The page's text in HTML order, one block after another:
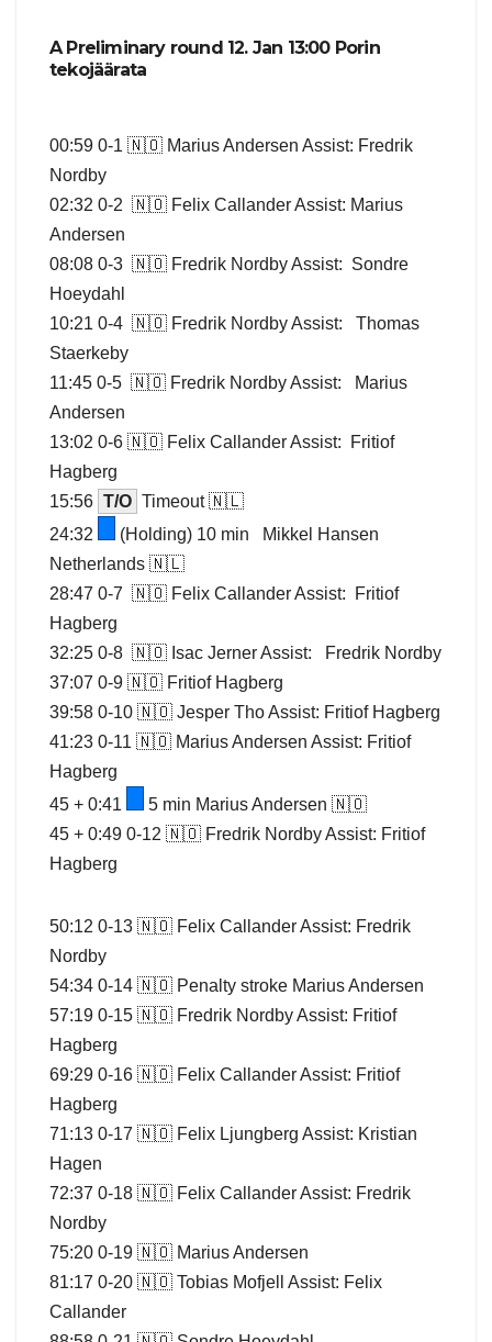
A Preliminary round 12. Jan 13:00 Porin
tekojäärata
00:59 0-1 🇳🇴 Marius Andersen Assist: Fredrik
Nordby
02:32 0-2 🇳🇴 Felix Callander Assist: Marius
Andersen
08:08 0-3 🇳🇴 Fredrik Nordby Assist: Sondre
Hoeydahl
10:21 0-4 🇳🇴 Fredrik Nordby Assist: Thomas
Staerkeby
11:45 0-5 🇳🇴 Fredrik Nordby Assist: Marius
Andersen
13:02 0-6 🇳🇴 Felix Callander Assist: Fritiof
Hagberg
15:56 T/O Timeout 🇳🇱
24:32
(Holding) 10 min Mikkel Hansen
Netherlands 🇳🇱
28:47 0-7 🇳🇴 Felix Callander Assist: Fritiof
Hagberg
32:25 0-8 🇳🇴 Isac Jerner Assist: Fredrik Nordby
37:07 0-9 🇳🇴 Fritiof Hagberg
39:58 0-10 🇳🇴 Jesper Tho Assist: Fritiof Hagberg
41:23 0-11 🇳🇴 Marius Andersen Assist: Fritiof
Hagberg
45 + 0:41
5 min Marius Andersen 🇳🇴
45 + 0:49 0-12 🇳🇴 Fredrik Nordby Assist: Fritiof
Hagberg
50:12 0-13 🇳🇴 Felix Callander Assist: Fredrik
Nordby
54:34 0-14 🇳🇴 Penalty stroke Marius Andersen
57:19 0-15 🇳🇴 Fredrik Nordby Assist: Fritiof
Hagberg
69:29 0-16 🇳🇴 Felix Callander Assist: Fritiof
Hagberg
71:13 0-17 🇳🇴 Felix Ljungberg Assist: Kristian
Hagen
72:37 0-18 🇳🇴 Felix Callander Assist: Fredrik
Nordby
75:20 0-19 🇳🇴 Marius Andersen
81:17 0-20 🇳🇴 Tobias Mofjell Assist: Felix
Callander